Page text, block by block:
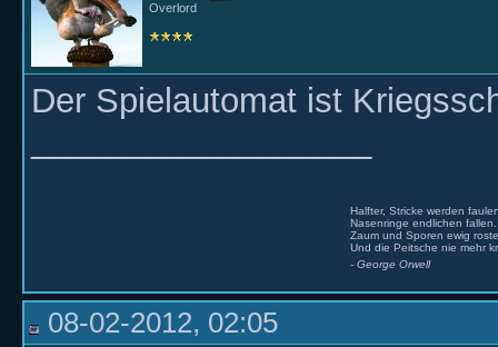
Overlord
Der Spielautomat ist
Halfter, Stricke werden
Nasenringe endlichen fallen.
Zaum und Sporen ewig
Und die Peitsche nie mehr
- George Orwell
08-02-2012, 02:05